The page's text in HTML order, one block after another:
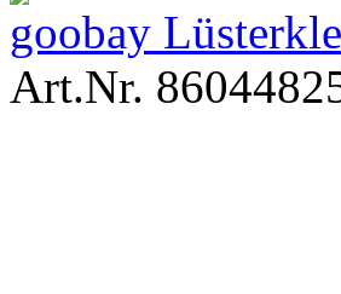
goobay
Art.Nr.